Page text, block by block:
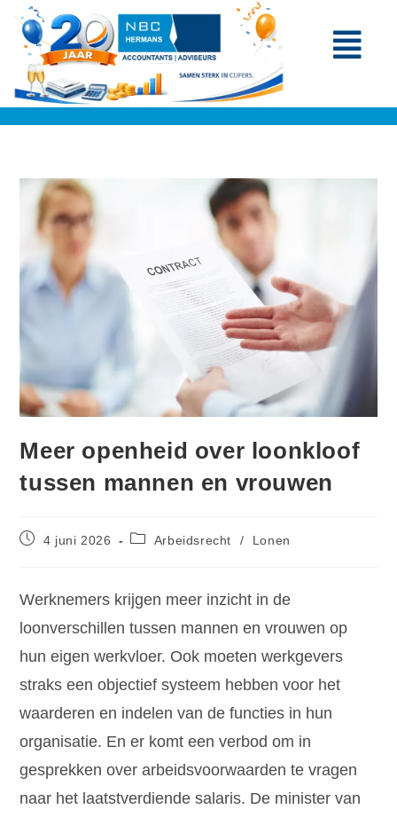
Meer openheid over loonkloof
tussen mannen en vrouwen
4 juni 2026 Arbeidsrecht / Lonen
Werknemers krijgen meer inzicht in de
loonverschillen tussen mannen en vrouwen op
hun eigen werkvloer. Ook moeten werkgevers
straks een objectief systeem hebben voor het
waarderen en indelen van de functies in hun
organisatie. En er komt een verbod om in
gesprekken over arbeidsvoorwaarden te vragen
naar het laatstverdiende salaris. De minister van